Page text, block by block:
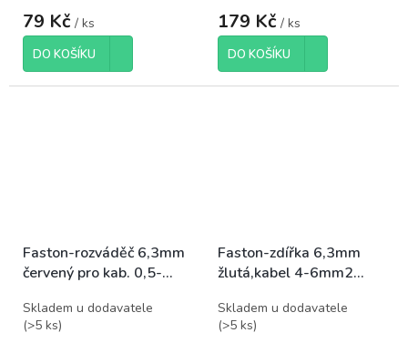
79 Kč / ks
DO KOŠÍKU
179 Kč / ks
DO KOŠÍKU
Faston-rozváděč 6,3mm
červený pro kab. 0,5-
Skladem u dodavatele
(>5 ks)
Faston-zdířka 6,3mm
žlutá,kabel 4-6mm2
Skladem u dodavatele
(>5 ks)